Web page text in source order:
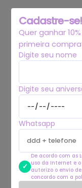
Cadastre-se!
Quer ganhar
primeira
Digite seu nome
Digite seu
Whatsapp
De acordo com as
uso da Internet e
autorizo o envio
concordo com a